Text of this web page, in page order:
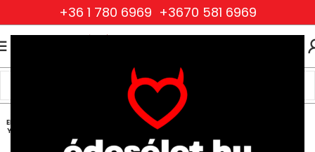
+36 1 780 6969 +3670 581 6969
Szexjátékok Péniszgyűrűk
Dupla Péniszgyűrűk
ELFOG
YOTT